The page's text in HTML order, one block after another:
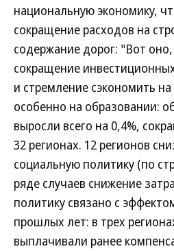
национальную экономику,
сокращение расходов на
содержание дорог: "Вот
сокращение
и стремление сэкономить
особенно на образовании:
выросли всего на 0,4%,
32 регионах. 12 регионов
социальную политику (по
ряде случаев снижение
политику связано с
прошлых лет: в трех
выплачивали ранее